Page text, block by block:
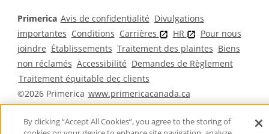
Primerica Avis de confidentialité Divulgations
importantes Conditions Carrières HR
Pour nous
joindre Établissements Traitement des plaintes Biens
non réclamés Accessibilité Demandes de Règlement
Traitement équitable dec clients
©2026 Primerica www.primericacanada.ca
By clicking “Accept All Cookies”, you agree to the storing of